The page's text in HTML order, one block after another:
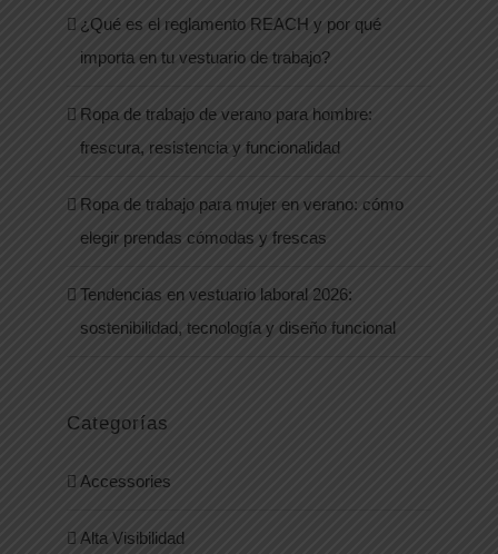
¿Qué es el reglamento REACH y por qué
importa en tu vestuario de trabajo?
Ropa de trabajo de verano para hombre:
frescura, resistencia y funcionalidad
Ropa de trabajo para mujer en verano: cómo
elegir prendas cómodas y frescas
Tendencias en vestuario laboral 2026:
sostenibilidad, tecnología y diseño funcional
Categorías
Accessories
Alta Visibilidad